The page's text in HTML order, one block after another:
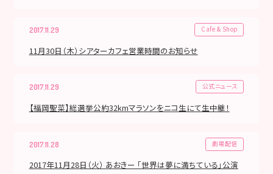
2017.11.29 Cafe & Shop
11月30日（木）シアターカフェ営業時間のお知らせ
2017.11.29 公式ニュース
【福岡聖菜】総選挙公約32kmマラソンをニコ生にて生中継！
2017.11.28 劇場配信
2017年11月28日（火） あおきー 「世界は夢に満ちている」公演